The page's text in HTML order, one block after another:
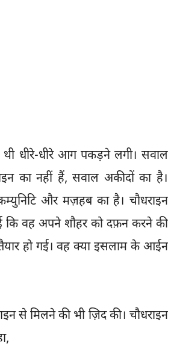
धीरे-धीरे आग पकड़ने लगी। सवाल
का नहीं हैं, सवाल अकीदों का है।
और मज़हब का है। चौधराइन
कि वह अपने शौहर को दफ़न करने की
हो गई। वह क्या इसलाम के आईन
से मिलने की भी ज़िद की। चौधराइन